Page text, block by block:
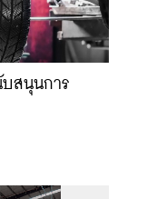
สนุนการ